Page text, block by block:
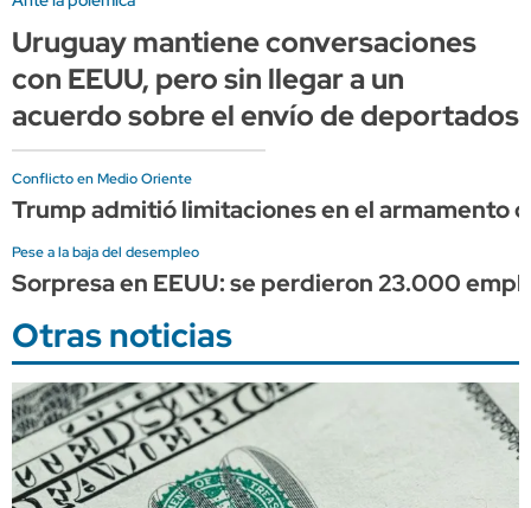
Uruguay mantiene conversaciones
con EEUU, pero sin llegar a un
acuerdo sobre el envío de deportados
Conflicto en Medio Oriente
Trump admitió limitaciones en el armamento
Pese a la baja del desempleo
Sorpresa en EEUU: se perdieron 23.000
Otras noticias